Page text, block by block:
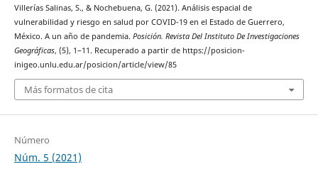
Villerías Salinas, S., & Nochebuena, G. (2021). Análisis espacial de
vulnerabilidad y riesgo en salud por COVID-19 en el Estado de Guerrero,
México. A un año de pandemia. Posición. Revista Del Instituto De Investigaciones
Geográficas, (5), 1–11. Recuperado a partir de https://posicion-
inigeo.unlu.edu.ar/posicion/article/view/85
Más formatos de cita
Número
Núm. 5 (2021)